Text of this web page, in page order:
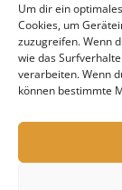
Um dir ein
Cookies, um
zuzugreifen. Wenn
wie das
verarbeiten. Wenn
können bestimmte
Kontakt